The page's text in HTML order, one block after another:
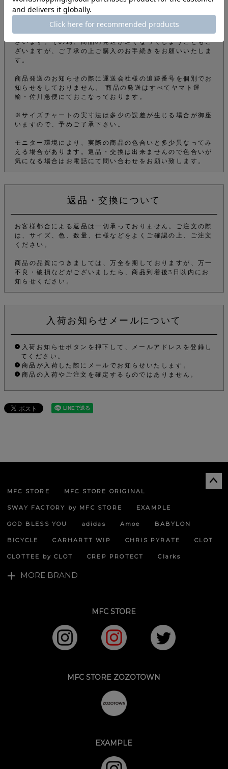
ます。できる限りそのようなことがないよう管理しておりま
すが、予めご了承下さい。
商品をご購入のお客様のオーダー内容から弊社の審査によ
り、電話やメールなどでオーダーを確認させて頂くことがご
ざいます。その為、商品の発送が遅くなってしまうこともご
ざいますが、ご了承の上ご購入のお手続きをお願いいたしま
す。
商品発送のお知らせの際に運送会社様の追跡番号を個別でお
知らせをしておりません。 商品の発送はすべてヤマト運
輸・佐川急便にておこなっております。
※サイズチャートの実寸法は多少の誤差が生じる場合が御座
いますので、予めご了承下さい。
モニター環境により、実際の商品の色合いと多少異なってみ
える場合があります。返品・交換は出来ませんので色合いが
気になる場合はお電話にて問い合わせをお願い致します。
返品・交換について
お客様都合による返品は一切承っておりません。ご注文の際
は、サイズ、色、数量、仕様などをよくご確認の上、ご注文
ください。
商品の品質につきましては、万全を期しておりますが、万一
不良・破損などがございましたら、商品到着後3日以内にお
知らせください。
入荷お知らせメールについて
入荷お知らせボタンを押下して、メールアドレスを登録し
てください。
商品が入荷した際にメールでお知らせいたします。
商品の入荷やご注文を確定するものではありません。
MFC STORE MFC STORE ORIGINAL
SWAY FACTORY by MFC STORE EXAMPLE
GOD BLESS YOU adidas Amoe BABYLON
BICYCLE CARHARTT WIP CHRIS PYRATE CLOT
CLOTTEE by CLOT CREP PROTECT Clarks
MORE BRAND
MFC STORE
MFC STORE ZOZOTOWN
EXAMPLE